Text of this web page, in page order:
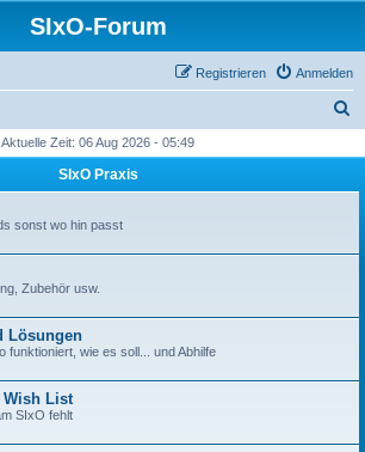
SIxO-Forum
Anmelden
Registrieren
h
Aktuelle Zeit: 06 Aug 2026 - 05:49
SIxO Praxis
sonst wo hin passt
Zubehör usw.
Lösungen
funktioniert, wie es soll... und Abhilfe
Wish List
SIxO fehlt